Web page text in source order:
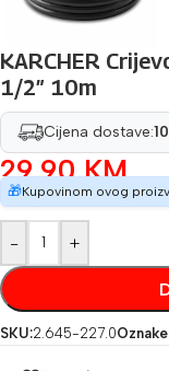
KARCHER
1/2″ 10m
Cijena dostave:
29,90KM
🎁Kupovinom ovog
- +
SKU:2.645-227.0